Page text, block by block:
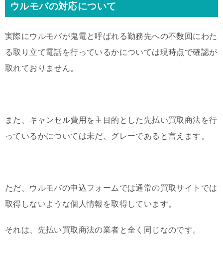
ウルモバの対応について
実際にウルモバが鬼電と呼ばれる勤務先への不数回にわた
る取り立て電話を行っているかについては現時点で確認が
取れておりません。
また、キャンセル費用を主目的とした先払い買取商法を行
っているかについては未だ、グレーであると言えます。
ただ、ウルモバの申込フォームでは通常の買取サイトでは
取得しないような個人情報を取得しています。
それは、先払い買取商法の業者と全く同じなのです。